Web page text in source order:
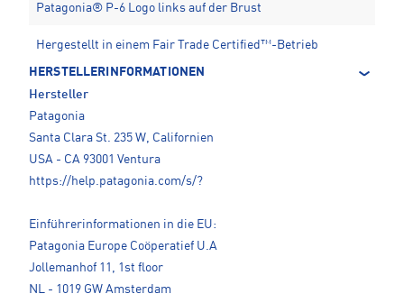
Patagonia® P-6 Logo links auf der Brust
Hergestellt in einem Fair Trade Certified™-Betrieb
HERSTELLERINFORMATIONEN
Hersteller
Patagonia
Santa Clara St. 235 W, Californien
USA - CA 93001 Ventura
https://help.patagonia.com/s/?
Einführerinformationen in die EU:
Patagonia Europe Coöperatief U.A
Jollemanhof 11, 1st floor
NL - 1019 GW Amsterdam